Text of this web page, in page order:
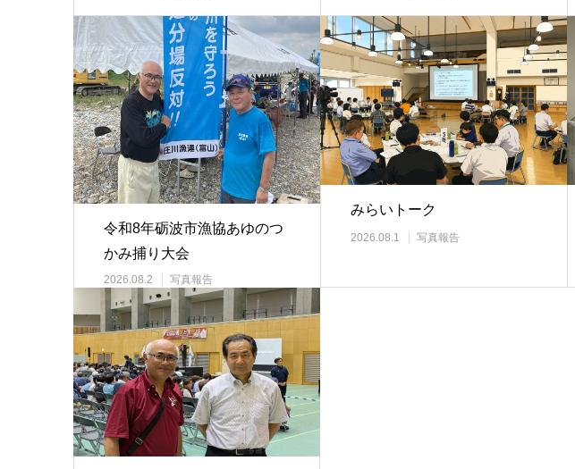
令和8年砺波市漁協あゆのつ
かみ捕り大会
2026.08.2 写真報告
みらいトーク
2026.08.1 写真報告